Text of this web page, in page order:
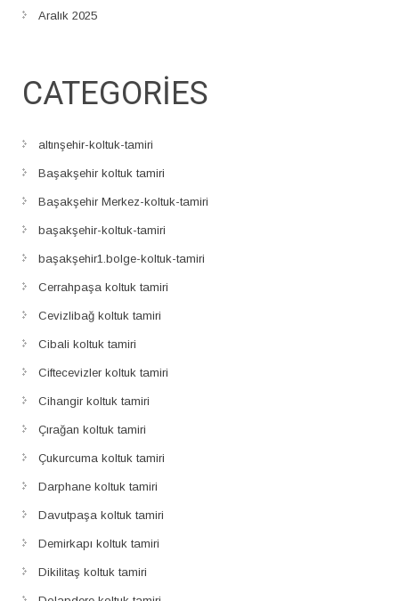
Aralık 2025
CATEGORIES
altınşehir-koltuk-tamiri
Başakşehir koltuk tamiri
Başakşehir Merkez-koltuk-tamiri
başakşehir-koltuk-tamiri
başakşehir1.bolge-koltuk-tamiri
Cerrahpaşa koltuk tamiri
Cevizlibağ koltuk tamiri
Cibali koltuk tamiri
Ciftecevizler koltuk tamiri
Cihangir koltuk tamiri
Çırağan koltuk tamiri
Çukurcuma koltuk tamiri
Darphane koltuk tamiri
Davutpaşa koltuk tamiri
Demirkapı koltuk tamiri
Dikilitaş koltuk tamiri